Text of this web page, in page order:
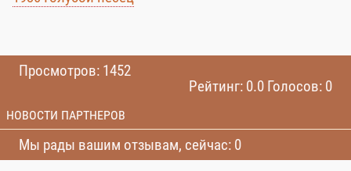
Просмотров: 1452
Рейтинг: 0.0 Голосов: 0
НОВОСТИ ПАРТНЕРОВ
Мы рады вашим отзывам, сейчас: 0